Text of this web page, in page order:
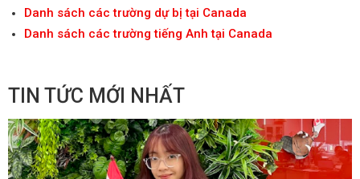
Danh sách các trường dự bị tại Canada
Danh sách các trường tiếng Anh tại Canada
TIN TỨC MỚI NHẤT